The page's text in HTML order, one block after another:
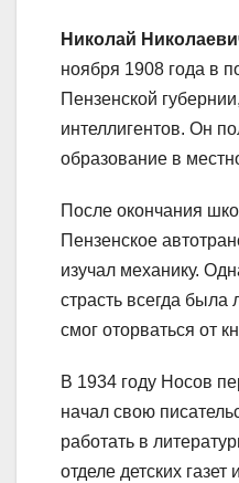
Николай
ноября 1908 года в
Пензенской
интеллигентов. Он
образование в
После окончания
Пензенское
изучал механику.
страсть всегда была
смог оторваться от
В 1934 году Носов
начал свою
работать в
отделе детских газет